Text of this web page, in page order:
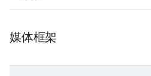
媒体框架